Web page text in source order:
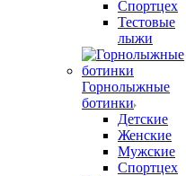
Спортцех
Тестовые
лыжи
Горнолыжные
ботинки
Детские
Женские
Мужские
Спортцех